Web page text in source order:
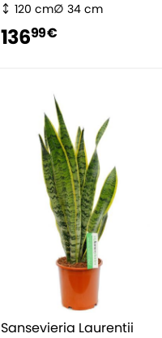
120 cm 34 cm
13699 €
Sansevieria Laurentii